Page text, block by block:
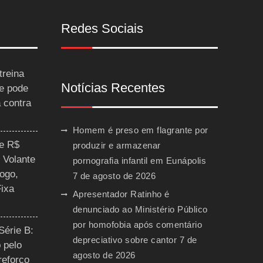
pode
contra
R$
B:
pelo
Redes Sociais
Notícias Recentes
Homem é preso em flagrante por
produzir e armazenar
pornografia infantil em Eunápolis
7 de agosto de 2026
Apresentador Ratinho é
denunciado ao Ministério Público
por homofobia após comentário
depreciativo sobre cantor 7 de
agosto de 2026